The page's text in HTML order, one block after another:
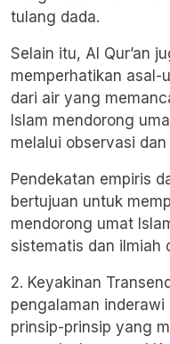
tulang dada.
Selain itu, Al Qur’an
memperhatikan asal-
dari air yang
Islam mendorong
melalui observasi dan
Pendekatan empiris
bertujuan untuk
mendorong umat
sistematis dan ilmiah
2. Keyakinan
pengalaman
prinsip-prinsip yang